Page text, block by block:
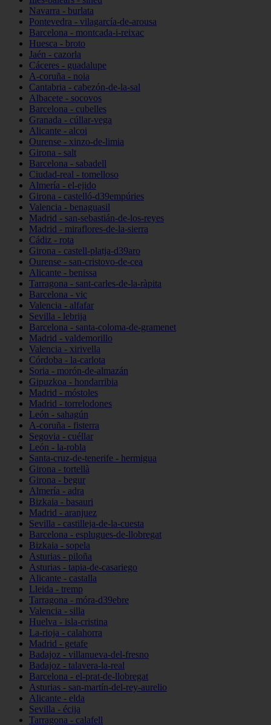
Navarra - burlata
Pontevedra - vilagarcía-de-arousa
Barcelona - montcada-i-reixac
Huesca - broto
Jaén - cazorla
Cáceres - guadalupe
A-coruña - noia
Cantabria - cabezón-de-la-sal
Albacete - socovos
Barcelona - cubelles
Granada - cúllar-vega
Alicante - alcoi
Ourense - xinzo-de-limia
Girona - salt
Barcelona - sabadell
Ciudad-real - tomelloso
Almería - el-ejido
Girona - castelló-d39empúries
Valencia - benaguasil
Madrid - san-sebastián-de-los-reyes
Madrid - miraflores-de-la-sierra
Cádiz - rota
Girona - castell-platja-d39aro
Ourense - san-cristovo-de-cea
Alicante - benissa
Tarragona - sant-carles-de-la-ràpita
Barcelona - vic
Valencia - alfafar
Sevilla - lebrija
Barcelona - santa-coloma-de-gramenet
Madrid - valdemorillo
Valencia - xirivella
Córdoba - la-carlota
Soria - morón-de-almazán
Gipuzkoa - hondarribia
Madrid - móstoles
Madrid - torrelodones
León - sahagún
A-coruña - fisterra
Segovia - cuéllar
León - la-robla
Santa-cruz-de-tenerife - hermigua
Girona - tortellà
Girona - begur
Almería - adra
Bizkaia - basauri
Madrid - aranjuez
Sevilla - castilleja-de-la-cuesta
Barcelona - esplugues-de-llobregat
Bizkaia - sopela
Asturias - piloña
Asturias - tapia-de-casariego
Alicante - castalla
Lleida - tremp
Tarragona - móra-d39ebre
Valencia - silla
Huelva - isla-cristina
La-rioja - calahorra
Madrid - getafe
Badajoz - villanueva-del-fresno
Badajoz - talavera-la-real
Barcelona - el-prat-de-llobregat
Asturias - san-martín-del-rey-aurelio
Alicante - elda
Sevilla - écija
Tarragona - calafell